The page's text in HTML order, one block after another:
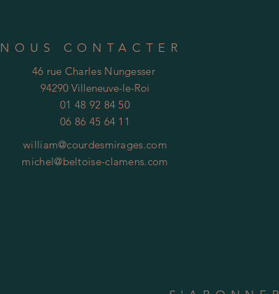
NOUS CONTACTER
46 rue Charles Nungesser
94290 Villeneuve-le-Roi
01 48 92 84 50
06 86 45 64 11
william@courdesmirages.com
michel@beltoise-clamens.com